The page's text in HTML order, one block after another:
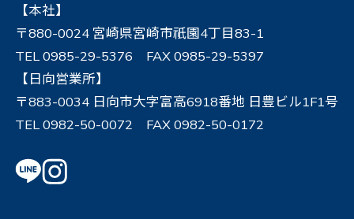
【本社】
〒880-0024 宮崎県宮崎市祇園4丁目83-1
TEL 0985-29-5376 FAX 0985-29-5397
【日向営業所】
〒883-0034 日向市大字富高6918番地 日豊ビル1F1号
TEL 0982-50-0072 FAX 0982-50-0172